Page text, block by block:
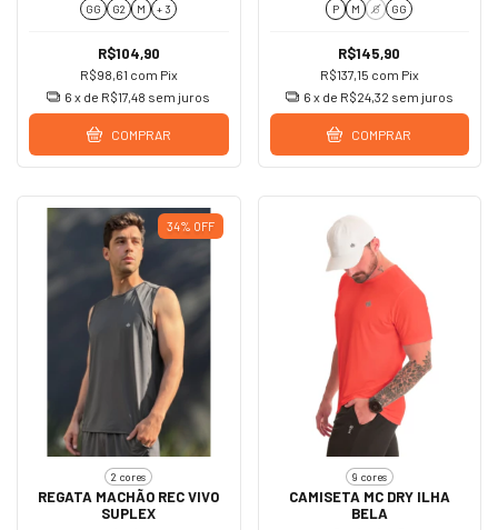
GG G2 M + 3
R$104,90
R$98,61 com Pix
6 x de R$17,48 sem juros
COMPRAR
P M G GG
R$145,90
R$137,15 com Pix
6 x de R$24,32 sem juros
COMPRAR
34% OFF
2 cores
REGATA MACHÃO REC VIVO
SUPLEX
9 cores
CAMISETA MC DRY ILHA
BELA